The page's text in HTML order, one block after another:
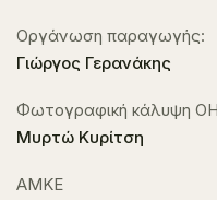
Οργάνωση παραγωγής:
Γιώργος Γερανάκης
Φωτογραφική κάλυψη
Μυρτώ Κυρίτση
ΑΜΚΕ